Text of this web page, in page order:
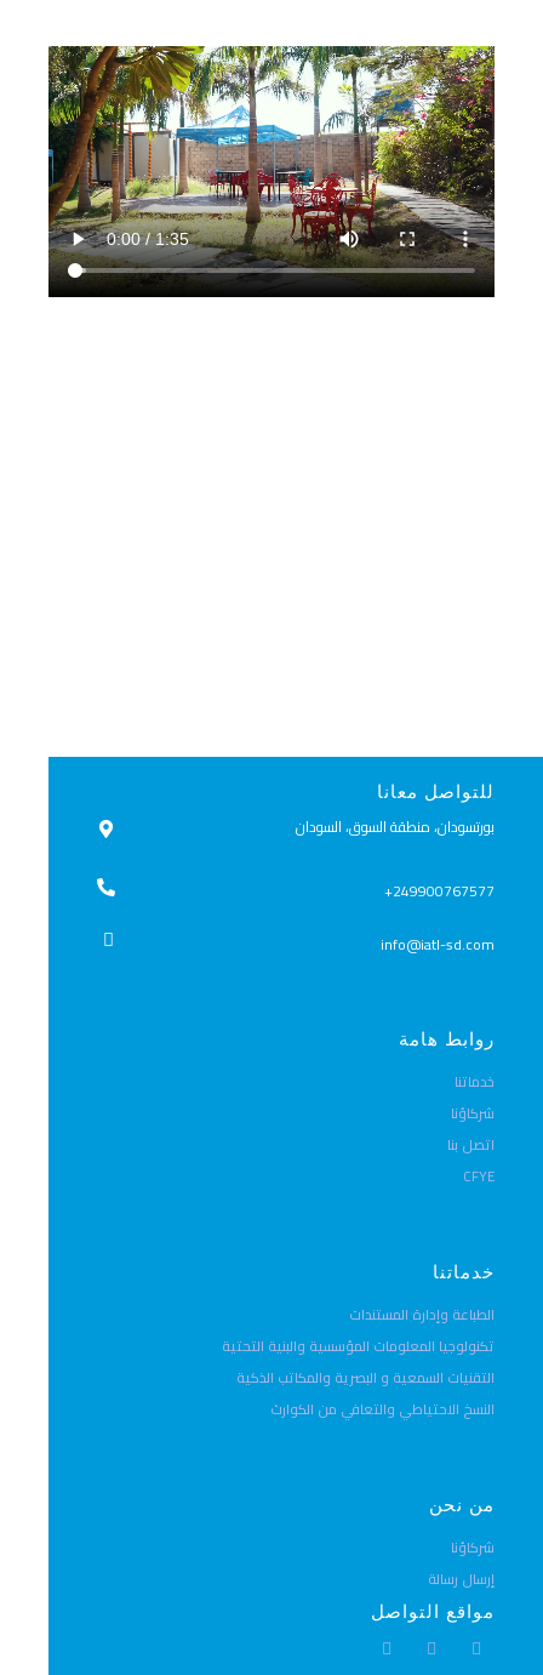
للتواصل معانا
بورتسودان، منطقة السوق، السودان
249900767577​+
info@iatl-sd.com
روابط هامة
خدماتنا
شركاؤنا
اتصل بنا
CFYE
خدماتنا
الطباعة وإدارة المستندات
تكنولوجيا المعلومات المؤسسية والبنية التحتية
التقنيات السمعية و البصرية والمكاتب الذكية
النسخ الاحتياطي والتعافي من الكوارث
من نحن
شركاؤنا
إرسال رسالة
مواقع التواصل